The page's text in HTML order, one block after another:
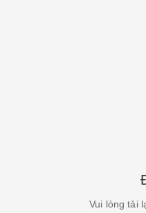
Vui lòng tải